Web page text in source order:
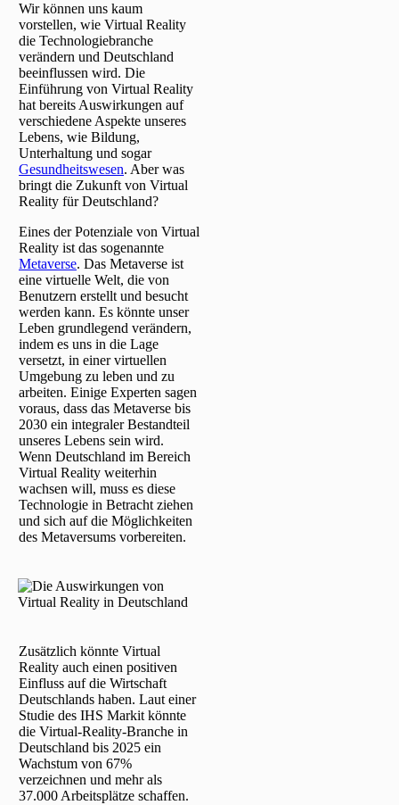
Wir können uns kaum
vorstellen, wie Virtual Reality
die Technologiebranche
verändern und Deutschland
beeinflussen wird. Die
Einführung von Virtual Reality
hat bereits Auswirkungen auf
verschiedene Aspekte unseres
Lebens, wie Bildung,
Unterhaltung und sogar
Gesundheitswesen. Aber was
bringt die Zukunft von Virtual
Reality für Deutschland?
Eines der Potenziale von Virtual
Reality ist das sogenannte
Metaverse. Das Metaverse ist
eine virtuelle Welt, die von
Benutzern erstellt und besucht
werden kann. Es könnte unser
Leben grundlegend verändern,
indem es uns in die Lage
versetzt, in einer virtuellen
Umgebung zu leben und zu
arbeiten. Einige Experten sagen
voraus, dass das Metaverse bis
2030 ein integraler Bestandteil
unseres Lebens sein wird.
Wenn Deutschland im Bereich
Virtual Reality weiterhin
wachsen will, muss es diese
Technologie in Betracht ziehen
und sich auf die Möglichkeiten
des Metaversums vorbereiten.
Zusätzlich könnte Virtual
Reality auch einen positiven
Einfluss auf die Wirtschaft
Deutschlands haben. Laut einer
Studie des IHS Markit könnte
die Virtual-Reality-Branche in
Deutschland bis 2025 ein
Wachstum von 67%
verzeichnen und mehr als
37.000 Arbeitsplätze schaffen.